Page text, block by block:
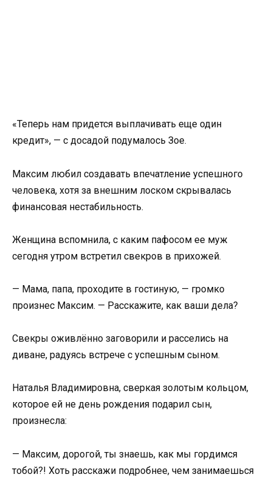
«Теперь нам придется выплачивать еще один
кредит», — с досадой подумалось Зое.
Максим любил создавать впечатление успешного
человека, хотя за внешним лоском скрывалась
финансовая нестабильность.
Женщина вспомнила, с каким пафосом ее муж
сегодня утром встретил свекров в прихожей.
— Мама, папа, проходите в гостиную, — громко
произнес Максим. — Расскажите, как ваши дела?
Свекры оживлённо заговорили и расселись на
диване, радуясь встрече с успешным сыном.
Наталья Владимировна, сверкая золотым кольцом,
которое ей не день рождения подарил сын,
произнесла:
— Максим, дорогой, ты знаешь, как мы гордимся
тобой?! Хоть расскажи подробнее, чем занимаешься